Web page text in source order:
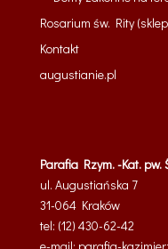
Rosarium św. Rity
Kontakt
augustianie.pl
Parafia Rzym. -Kat.
ul. Augustiańska 7
31-064 Kraków
tel: (12) 430-62-42